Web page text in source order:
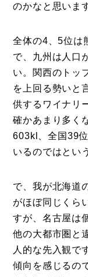
のかなと思いま
全体の4、5位は
で、九州は人口
い。関西のトッ
を上回る勢いと
供するワイナリ
確かあまり多く
603kl、全国39
いるのではとい
で、我が北海道
がほぼ同じくら
すが、名古屋は
他の大都市圏と
人的な先入観で
傾向を感じるの